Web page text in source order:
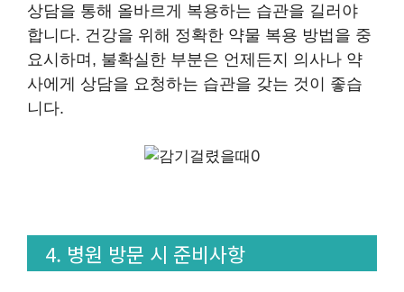
상담을 통해 올바르게 복용하는 습관을 길러야
합니다. 건강을 위해 정확한 약물 복용 방법을 중
요시하며, 불확실한 부분은 언제든지 의사나 약
사에게 상담을 요청하는 습관을 갖는 것이 좋습
니다.
4. 병원 방문 시 준비사항